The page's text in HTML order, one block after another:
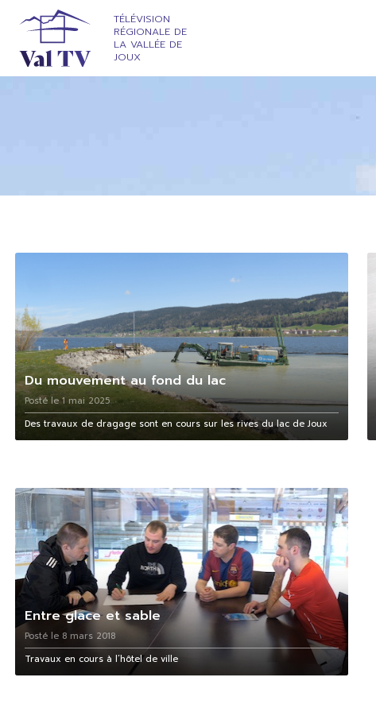
TÉLÉVISION
RÉGIONALE DE
LA VALLÉE DE
JOUX
Du mouvement au fond du lac
Posté le 1 mai 2025
Des travaux de dragage sont en cours sur les rives du lac de Joux
Entre glace et sable
Posté le 8 mars 2018
Travaux en cours à l’hôtel de ville